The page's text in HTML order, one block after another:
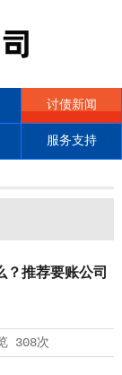
讨债新闻
服务支持
？推荐要账公司
308次